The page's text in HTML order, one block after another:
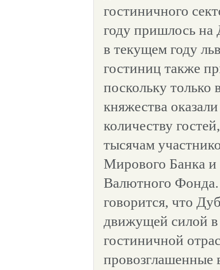
гостиничного
году пришлось на
в текущем году
гостиниц также
поскольку только
княжества
количеству
тысячам
Мирового Банка
Валютного
говорится, что
движущей силой в
гостиничной
провозглашенные